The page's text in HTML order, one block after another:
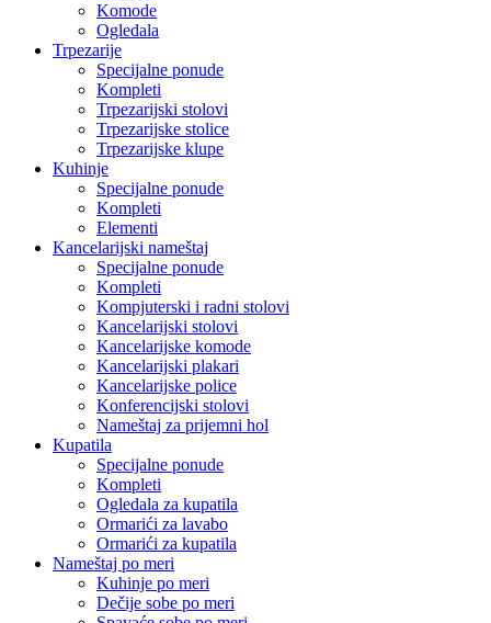
Komode
Ogledala
Trpezarije
Specijalne ponude
Kompleti
Trpezarijski stolovi
Trpezarijske stolice
Trpezarijske klupe
Kuhinje
Specijalne ponude
Kompleti
Elementi
Kancelarijski nameštaj
Specijalne ponude
Kompleti
Kompjuterski i radni stolovi
Kancelarijski stolovi
Kancelarijske komode
Kancelarijski plakari
Kancelarijske police
Konferencijski stolovi
Nameštaj za prijemni hol
Kupatila
Specijalne ponude
Kompleti
Ogledala za kupatila
Ormarići za lavabo
Ormarići za kupatila
Nameštaj po meri
Kuhinje po meri
Dečije sobe po meri